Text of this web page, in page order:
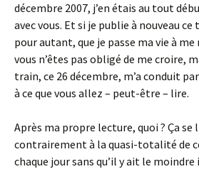
décembre 2007, j’en étais au tout
avec vous. Et si je publie à nouveau
pour autant, que je passe ma vie à
vous n’êtes pas obligé de me croire,
train, ce 26 décembre, m’a conduit
à ce que vous allez – peut-être – lire.
Après ma propre lecture, quoi ? Ça se
contrairement à la quasi-totalité de
chaque jour sans qu’il y ait le